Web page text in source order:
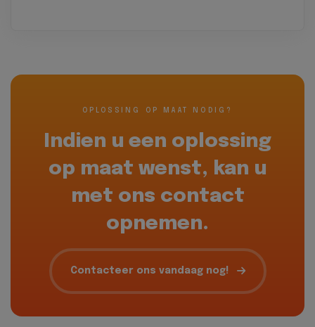
OPLOSSING OP MAAT NODIG?
Indien u een oplossing
op maat wenst, kan u
met ons contact
opnemen.
Contacteer ons vandaag nog!